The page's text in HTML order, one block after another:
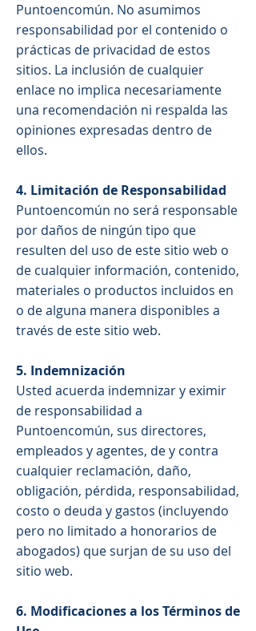
Puntoencomún. No asumimos
responsabilidad por el contenido o
prácticas de privacidad de estos
sitios. La inclusión de cualquier
enlace no implica necesariamente
una recomendación ni respalda las
opiniones expresadas dentro de
ellos.
4. Limitación de Responsabilidad
Puntoencomún no será responsable
por daños de ningún tipo que
resulten del uso de este sitio web o
de cualquier información, contenido,
materiales o productos incluidos en
o de alguna manera disponibles a
través de este sitio web.
5. Indemnización
Usted acuerda indemnizar y eximir
de responsabilidad a
Puntoencomún, sus directores,
empleados y agentes, de y contra
cualquier reclamación, daño,
obligación, pérdida, responsabilidad,
costo o deuda y gastos (incluyendo
pero no limitado a honorarios de
abogados) que surjan de su uso del
sitio web.
6. Modificaciones a los Términos de